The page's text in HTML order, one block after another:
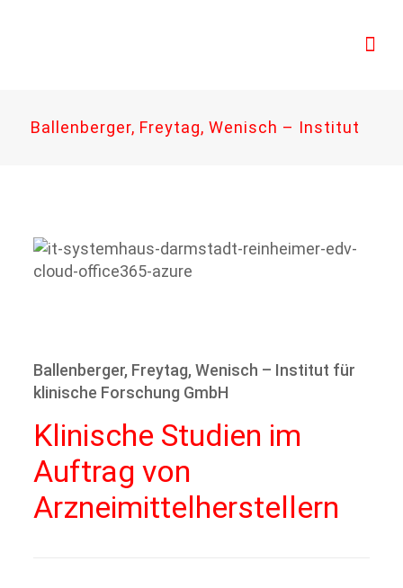
Ballenberger, Freytag, Wenisch – Institut
Ballenberger, Freytag, Wenisch – Institut für
klinische Forschung GmbH
Klinische Studien im
Auftrag von
Arzneimittelherstellern